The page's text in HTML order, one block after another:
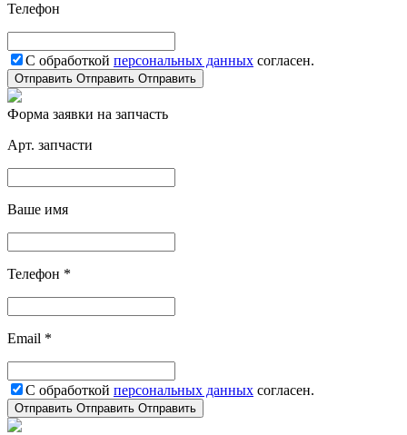
Телефон
С обработкой персональных данных согласен.
Отправить Отправить Отправить
Форма заявки на запчасть
Арт. запчасти
Ваше имя
Телефон *
Email *
С обработкой персональных данных согласен.
Отправить Отправить Отправить